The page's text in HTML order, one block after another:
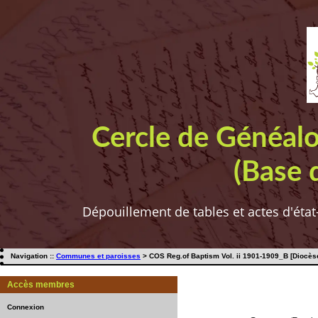
Cercle de
(Base
Dépouillement de tables et actes
Navigation :: Communes et paroisses > COS Reg.of Baptism Vol. ii 1901-1909_B
Accès membres
Connexion